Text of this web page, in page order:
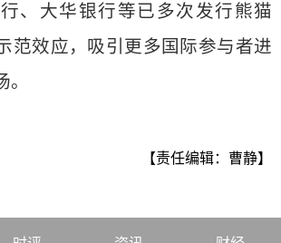
、大华银行等已多次发行熊猫
范效应，吸引更多国际参与者进
【责任编辑：曹静】